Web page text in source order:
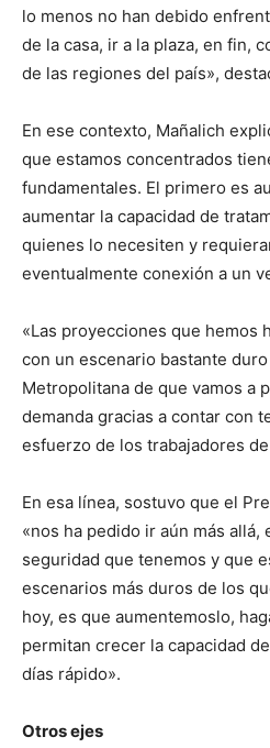
lo menos no han debido
de la casa, ir a la plaza, en fin,
de las regiones del país»,
En ese contexto, Mañalich
que estamos concentrados
fundamentales. El primero es
aumentar la capacidad de
quienes lo necesiten y
eventualmente conexión a un
«Las proyecciones que hemos
con un escenario bastante
Metropolitana de que vamos a
demanda gracias a contar con
esfuerzo de los trabajadores
En esa línea, sostuvo que el
«nos ha pedido ir aún más allá,
seguridad que tenemos y que
escenarios más duros de los
hoy, es que aumentemoslo,
permitan crecer la capacidad
días rápido».
Otros ejes